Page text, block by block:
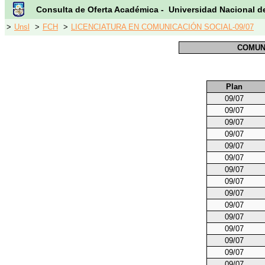
Consulta de Oferta Académica - Universidad Nacional
> Unsl > FCH > LICENCIATURA EN COMUNICACIÓN SOCIAL-09/07
Plan
09/07
09/07
09/07
09/07
09/07
09/07
09/07
09/07
09/07
09/07
09/07
09/07
09/07
09/07